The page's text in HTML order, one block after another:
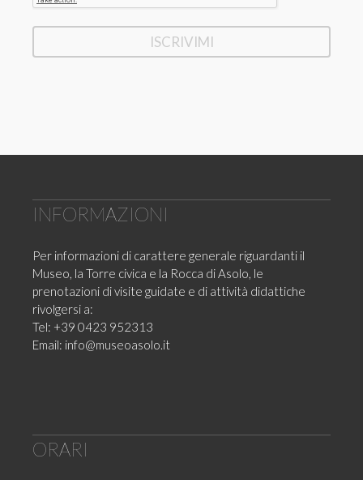
INFORMAZIONI
Per informazioni di carattere generale riguardanti il
Museo, la Torre civica e la Rocca di Asolo, le
prenotazioni di visite guidate e di attività didattiche
rivolgersi a:
Tel: +39 0423 952313
Email: info@museoasolo.it
ORARI